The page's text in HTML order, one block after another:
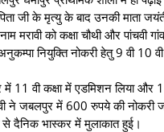
जी के मृत्यु के बाद उनकी माता
को कक्षा चौथी और पांचवी
नियुक्ति नोकरी हेतु 9 वी 10
11 वी कक्षा में एडमिशन लिया और
ने जबलपुर में 600 रुपये की
दैनिक भास्कर में मुलाकात हुई।